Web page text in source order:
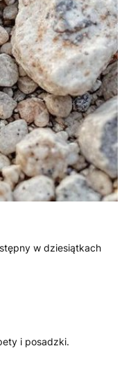
w dziesiątkach
i posadzki.